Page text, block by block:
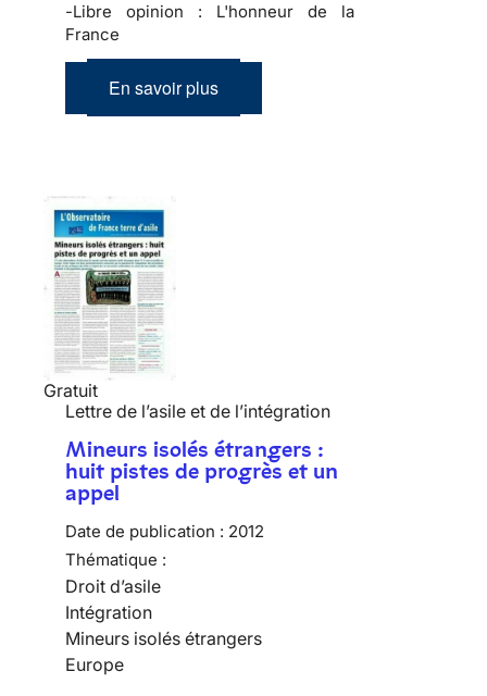
-Libre opinion : L'honneur de la
France
En savoir plus
Gratuit
Lettre de l’asile et de l’intégration
Mineurs isolés étrangers :
huit pistes de progrès et un
appel
Date de publication : 2012
Thématique :
Droit d’asile
Intégration
Mineurs isolés étrangers
Europe